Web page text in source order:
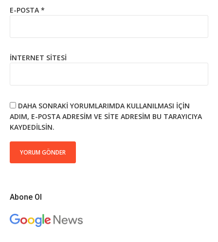
E-POSTA *
İNTERNET SITESI
DAHA SONRAKI YORUMLARIMDA KULLANILMASI IÇIN
ADIM, E-POSTA ADRESIM VE SITE ADRESIM BU TARAYICIYA
KAYDEDILSIN.
Abone Ol